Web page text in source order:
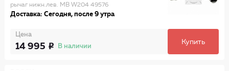
рычаг нижн.лев. MB W204 49576
Доставка: Сегодня, после 9 утра
Цена
14 995 В наличии
Купить